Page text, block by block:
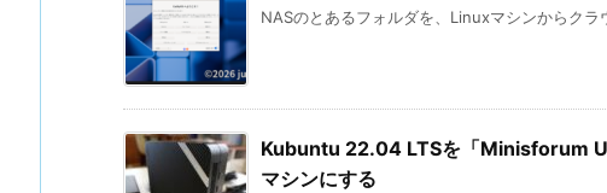
NASのとあるフォルダを、Linuxマシンからク
Kubuntu 22.04 LTSを「Minisforum
マシンにする